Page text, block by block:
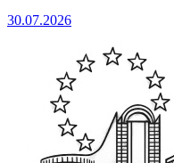
30.07.2026